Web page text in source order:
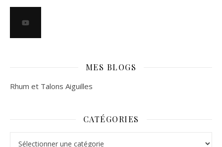
MES BLOGS
Rhum et Talons Aiguilles
CATÉGORIES